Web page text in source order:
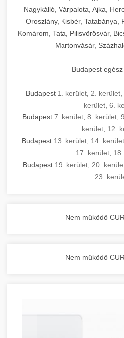
Nagykálló, Várpalota, Ajka,
Oroszlány, Kisbér, Tatabánya,
Komárom, Tata, Pilisvörösvár,
Martonvásár,
Budapest
Budapest 1. kerület 2. kerület
kerület 6.
Budapest 7. kerület, 8. kerület,
kerület 12.
Budapest 13. kerület 14. kerület
17. kerület
Budapest 19. kerület 20.
23.
Nem működő
Nem működő